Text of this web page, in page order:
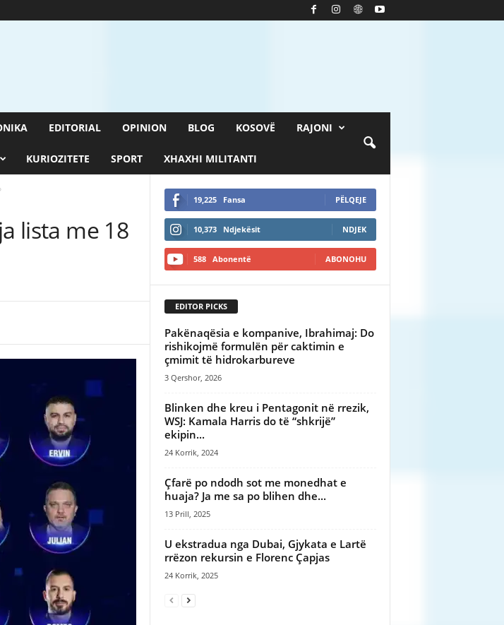
EDITORIAL OPINION BLOG KOSOVË RAJONI
KURIOZITETE SPORT XHAXHI MILITANTI
lista me 18
19,225 Fansa PËLQEJE
10,373 Ndjekësit NDJEK
588 Abonentë ABONOHU
EDITOR PICKS
Pakënaqësia e kompanive, Ibrahimaj: Do
rishikojmë formulën për caktimin e
çmimit të hidrokarbureve
3 Qershor, 2026
Blinken dhe kreu i Pentagonit në rrezik,
WSJ: Kamala Harris do të “shkrijë”
ekipin...
24 Korrik, 2024
Çfarë po ndodh sot me monedhat e
huaja? Ja me sa po blihen dhe...
13 Prill, 2025
U ekstradua nga Dubai, Gjykata e Lartë
rrëzon rekursin e Florenc Çapjas
24 Korrik, 2025